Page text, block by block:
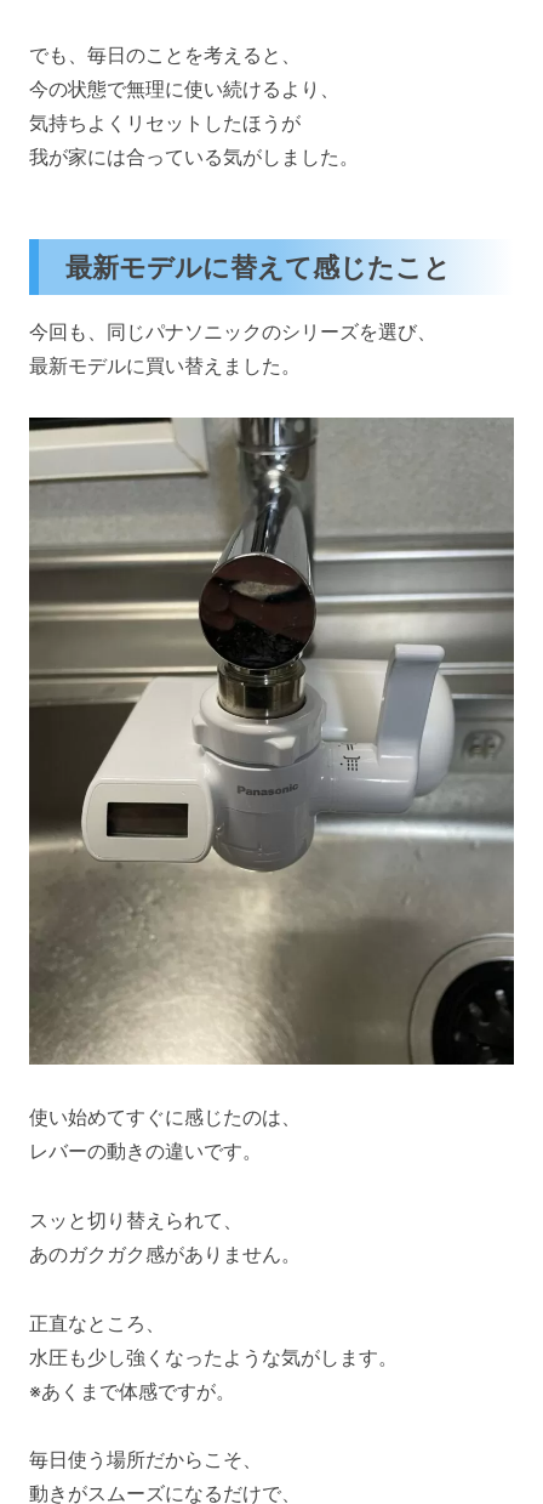
でも、毎日のことを考えると、
今の状態で無理に使い続けるより、
気持ちよくリセットしたほうが
我が家には合っている気がしました。
最新モデルに替えて感じたこと
今回も、同じパナソニックのシリーズを選び、
最新モデルに買い替えました。
使い始めてすぐに感じたのは、
レバーの動きの違いです。
スッと切り替えられて、
あのガクガク感がありません。
正直なところ、
水圧も少し強くなったような気がします。
※あくまで体感ですが。
毎日使う場所だからこそ、
動きがスムーズになるだけで、